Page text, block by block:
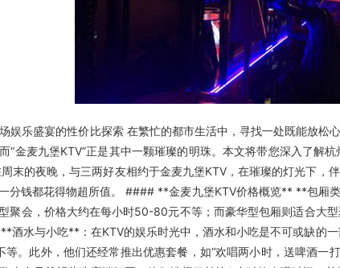
乐盛宴的性价比探索 在繁忙的都市生活中，寻找一处既能放松
“金麦九堡KTV”正是其中一颗璀璨的明珠。本文将带您深入了
末的夜晚，与三两好友相约于金麦九堡KTV，在璀璨的灯光下
分钱都花得物超所值。 #### **金麦九堡KTV价格概览** **包厢
聚会，价格大约在每小时50-80元不等；而豪华型包厢则适合
酒水与小吃**：在KTV的娱乐时光中，酒水和小吃是不可或缺的
。此外，他们还经常推出优惠套餐，如“欢唱两小时，送啤酒